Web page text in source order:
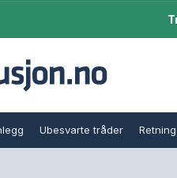
Ubesvarte tråder